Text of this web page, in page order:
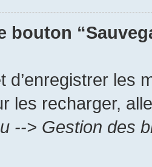
bouton
d’enregistrer les
les recharger,
--> Gestion des